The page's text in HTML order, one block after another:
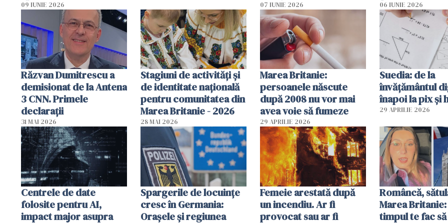
Poliția, sesizată
09 IUNIE 2026
2026
07 IUNIE 2026
pe-aici, prin
06 IUNIE 2026
Răzvan Dumitrescu a
demisionat de la Antena
3 CNN. Primele
declarații
31 MAI 2026
Stagiuni de activități și
de identitate națională
pentru comunitatea din
Marea Britanie - 2026
28 MAI 2026
Marea Britanie:
persoanele născute
după 2008 nu vor mai
avea voie să fumeze
29 APRILIE 2026
Suedia: de la
învățământul
înapoi la pix și
29 APRILIE 2026
Centrele de date
folosite pentru AI,
impact major asupra
Spargerile de locuințe
cresc în Germania:
Orașele și regiunea
Femeie arestată după
un incendiu. Ar fi
provocat sau ar fi
Româncă,
Marea
timpul te fac